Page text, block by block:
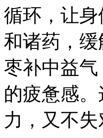
循环，让
和诸药，
枣补中益
的疲惫感
力，又不